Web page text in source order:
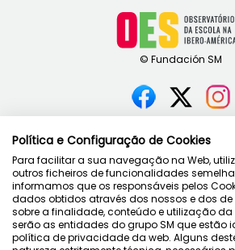
Contato
Política de
Condições de uso
Política de cookies
Política e Configuração de Cookies
Para facilitar a sua navegação na Web,
outros ficheiros de funcionalidades
informamos que os responsáveis pelos
dados obtidos através dos nossos e dos
sobre a finalidade, conteúdo e utilização
serão as entidades do grupo SM que estão
política de privacidade da web. Alguns